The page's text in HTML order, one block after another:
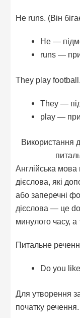
He runs. (Він
He —
runs —
They play
They —
play —
Використання
Англійська мова
дієслова, які
або заперечні
дієслова — це
минулого часу,
Питальне
Do you
Для утворення
початку речення.